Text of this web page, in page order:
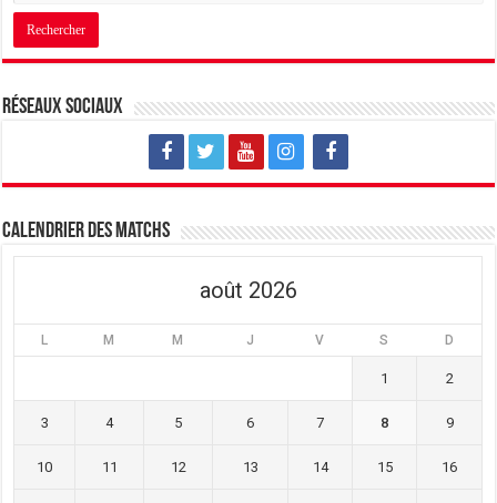
Réseaux sociaux
Calendrier des matchs
août 2026
L M M J V S D
1 2
3 4 5 6 7 8 9
10 11 12 13 14 15 16